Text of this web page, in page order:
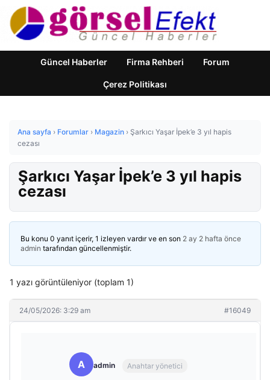
Güncel Haberler Firma Rehberi Forum
Çerez Politikası
Ana sayfa › Forumlar › Magazin › Şarkıcı Yaşar İpek’e 3 yıl hapis
cezası
Şarkıcı Yaşar İpek’e 3 yıl hapis
cezası
Bu konu 0 yanıt içerir, 1 izleyen vardır ve en son 2 ay 2 hafta önce
admin tarafından güncellenmiştir.
1 yazı görüntüleniyor (toplam 1)
24/05/2026: 3:29 am #16049
A admin Anahtar yönetici